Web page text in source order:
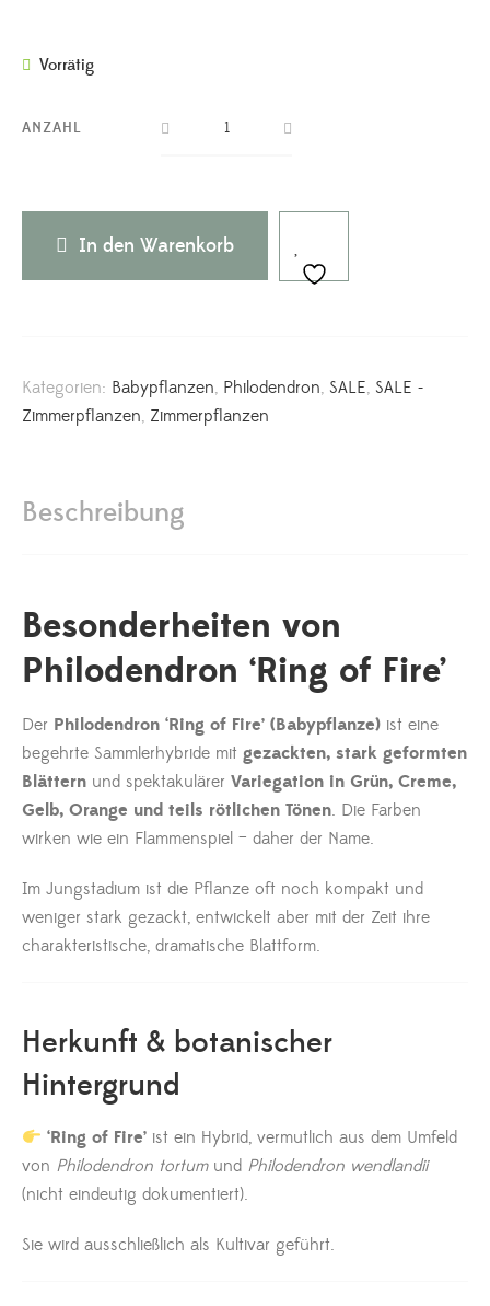
Vorrätig
ANZAHL
In den Warenkorb
Kategorien: Babypflanzen, Philodendron, SALE, SALE -
Zimmerpflanzen, Zimmerpflanzen
Beschreibung
Besonderheiten von
Philodendron ‘Ring of Fire’
Der Philodendron ‘Ring of Fire’ (Babypflanze) ist eine
begehrte Sammlerhybride mit gezackten, stark geformten
Blättern und spektakulärer Variegation in Grün, Creme,
Gelb, Orange und teils rötlichen Tönen. Die Farben
wirken wie ein Flammenspiel – daher der Name.
Im Jungstadium ist die Pflanze oft noch kompakt und
weniger stark gezackt, entwickelt aber mit der Zeit ihre
charakteristische, dramatische Blattform.
Herkunft & botanischer
Hintergrund
‘Ring of Fire’ ist ein Hybrid, vermutlich aus dem Umfeld
von Philodendron tortumund Philodendron wendlandii
(nicht eindeutig dokumentiert).
Sie wird ausschließlich als Kultivar geführt.